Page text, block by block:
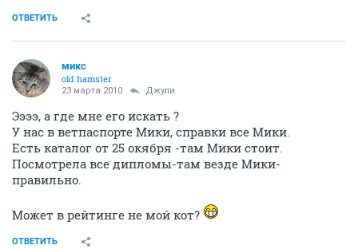
ОТВЕТИТЬ
микс
old hamster
23 марта 2010 Джули
Ээээ, а где мне его искать ?
У нас в ветпаспорте Мики, справки все Мики.
Есть каталог от 25 окября -там Мики стоит.
Посмотрела все дипломы-там везде Мики-
правильно.
Может в рейтинге не мой кот?
ОТВЕТИТЬ